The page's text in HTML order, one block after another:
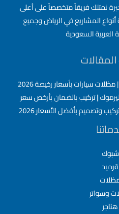
نمتلك فريقاً متخصصاً على أعلى
المشاريع في الرياض وجميع
السعودية
سيارات بأسعار رخيصة 2026
| تركيب بالضمان بأرخص سعر
وتصميم بأفضل الأسعار 2026
شبوك
قرميد
وسواتر
هناجر